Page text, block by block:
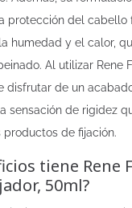
protección del cabello
humedad y el calor,
Al utilizar Rene
disfrutar de un
sensación de rigidez
productos de fijación.
tiene Rene
50ml?